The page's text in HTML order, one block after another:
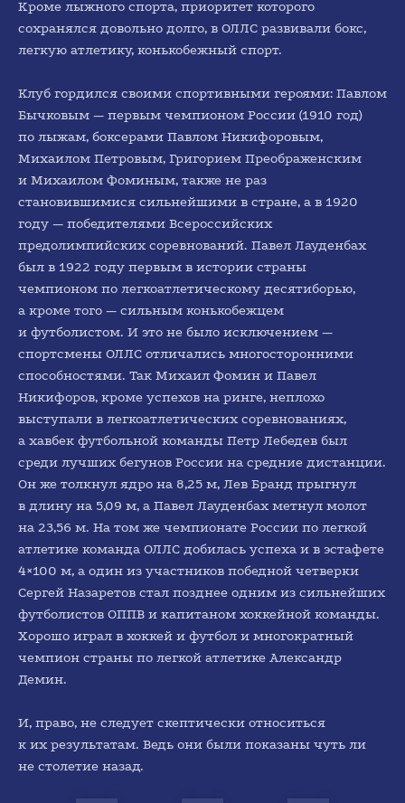
Кроме лыжного спорта, приоритет которого
сохранялся довольно долго, в ОЛЛС развивали бокс,
легкую атлетику, конькобежный спорт.
Клуб гордился своими спортивными героями: Павлом
Бычковым — первым чемпионом России (1910 год)
по лыжам, боксерами Павлом Никифоровым,
Михаилом Петровым, Григорием Преображенским
и Михаилом Фоминым, также не раз
становившимися сильнейшими в стране, а в 1920
году — победителями Всероссийских
предолимпийских соревнований. Павел Лауденбах
был в 1922 году первым в истории страны
чемпионом по легкоатлетическому десятиборью,
а кроме того — сильным конькобежцем
и футболистом. И это не было исключением —
спортсмены ОЛЛС отличались многосторонними
способностями. Так Михаил Фомин и Павел
Никифоров, кроме успехов на ринге, неплохо
выступали в легкоатлетических соревнованиях,
а хавбек футбольной команды Петр Лебедев был
среди лучших бегунов России на средние дистанции.
Он же толкнул ядро на 8,25 м, Лев Бранд прыгнул
в длину на 5,09 м, а Павел Лауденбах метнул молот
на 23,56 м. На том же чемпионате России по легкой
атлетике команда ОЛЛС добилась успеха и в эстафете
4×100 м, а один из участников победной четверки
Сергей Назаретов стал позднее одним из сильнейших
футболистов ОППВ и капитаном хоккейной команды.
Хорошо играл в хоккей и футбол и многократный
чемпион страны по легкой атлетике Александр
Демин.
И, право, не следует скептически относиться
к их результатам. Ведь они были показаны чуть ли
не столетие назад.